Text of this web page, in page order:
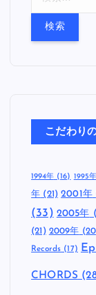
こだわり
1994年(16) 1995年
年 (21) 2001年
(33) 2005年
(21) 2009年
Records (17)
CHORDS